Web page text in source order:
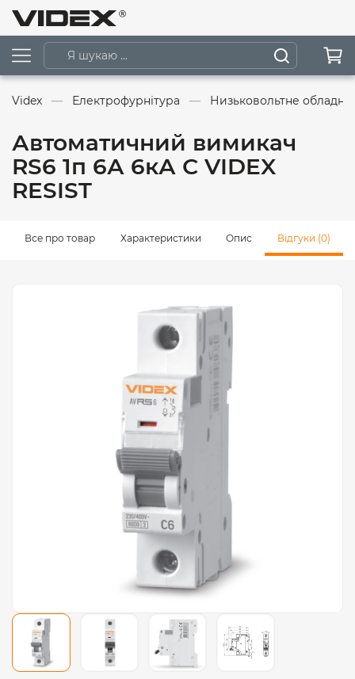
Videx Електрофурнітура Низьковольтне
Автоматичний вимикач
RS6 1п 6А 6кА С VIDEX
RESIST
Все про товар Характеристики Опис Відгуки (0)